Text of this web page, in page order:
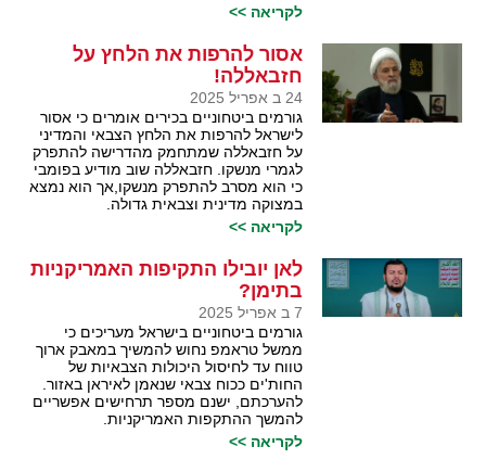
לקריאה >>
אסור להרפות את הלחץ על
חזבאללה!
24 ב אפריל 2025
גורמים ביטחוניים בכירים אומרים כי אסור
לישראל להרפות את הלחץ הצבאי והמדיני
על חזבאללה שמתחמק מהדרישה להתפרק
לגמרי מנשקו. חזבאללה שוב מודיע בפומבי
כי הוא מסרב להתפרק מנשקו,אך הוא נמצא
במצוקה מדינית וצבאית גדולה.
לקריאה >>
לאן יובילו התקיפות האמריקניות
בתימן?
7 ב אפריל 2025
גורמים ביטחוניים בישראל מעריכים כי
ממשל טראמפ נחוש להמשיך במאבק ארוך
טווח עד לחיסול היכולות הצבאיות של
החות'ים ככוח צבאי שנאמן לאיראן באזור.
להערכתם, ישנם מספר תרחישים אפשריים
להמשך ההתקפות האמריקניות.
לקריאה >>